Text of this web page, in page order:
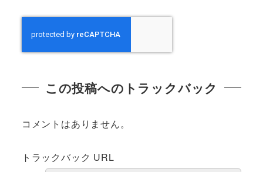
この投稿へのトラックバック
コメントはありません。
トラックバック URL